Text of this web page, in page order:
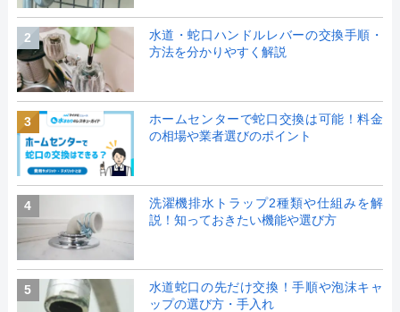
2
水道・蛇口ハンドルレバーの交換手順・
方法を分かりやすく解説
3
ホームセンターで蛇口交換は可能！料金
の相場や業者選びのポイント
4
洗濯機排水トラップ2種類や仕組みを解
説！知っておきたい機能や選び方
5
水道蛇口の先だけ交換！手順や泡沫キャ
ップの選び方・手入れ